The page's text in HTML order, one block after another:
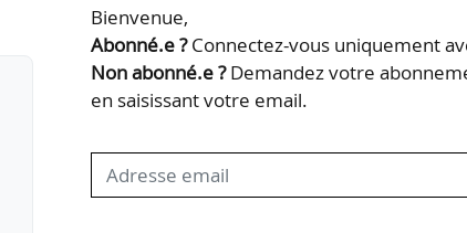
Bienvenue,
Abonné.e ?Connectez-vous uniquement
Non abonné.e ?Demandez votre
en saisissant votre email.